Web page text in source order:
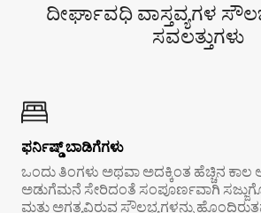
ದೀರ್ಘಾವಧಿ ವಾಸ್ತವ್ಯಗಳ
ಸವಲತ್ತುಗಳು
ಫರ್ನಿಷ್ಡ್ ಬಾಡಿಗೆಗಳು
ಒಂದು ತಿಂಗಳು ಅಥವಾ ಅದಕ್ಕಿಂತ ಹೆಚ್ಚಿನ
ಅಡುಗೆಮನೆ ಸೇರಿದಂತೆ ಸಂಪೂರ್ಣವಾಗಿ
ಮತ್ತು ಅಗತ್ಯವಿರುವ ಸೌಲಭ್ಯಗಳನ್ನು